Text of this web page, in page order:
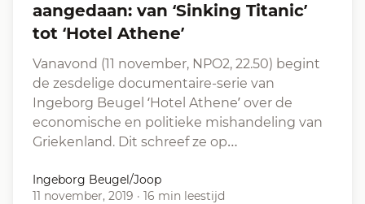
aangedaan: van ‘Sinking Titanic’
tot ‘Hotel Athene’
Vanavond (11 november, NPO2, 22.50) begint
de zesdelige documentaire-serie van
Ingeborg Beugel ‘Hotel Athene’ over de
economische en politieke mishandeling van
Griekenland. Dit schreef ze op…
Ingeborg Beugel/Joop
11 november, 2019 · 16 min leestijd